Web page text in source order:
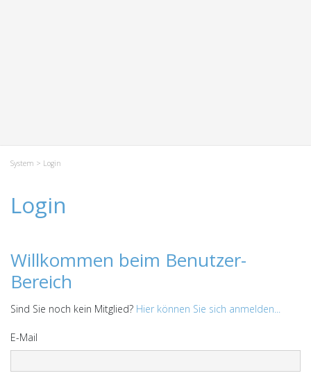
System > Login
Login
Willkommen beim Benutzer-
Bereich
Sind Sie noch kein Mitglied? Hier können Sie sich anmelden...
E-Mail